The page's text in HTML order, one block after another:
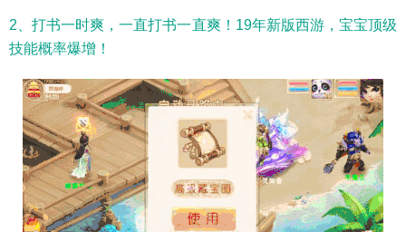
2、打书一时爽，一直打书一直爽！19年新版西游，宝宝顶级
技能概率爆增！